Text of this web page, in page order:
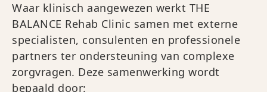
Waar klinisch aangewezen werkt THE
BALANCE Rehab Clinic samen met externe
specialisten, consulenten en professionele
partners ter ondersteuning van complexe
zorgvragen. Deze samenwerking wordt
bepaald door: